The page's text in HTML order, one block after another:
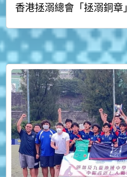
香港拯溺總會「拯溺銅章」